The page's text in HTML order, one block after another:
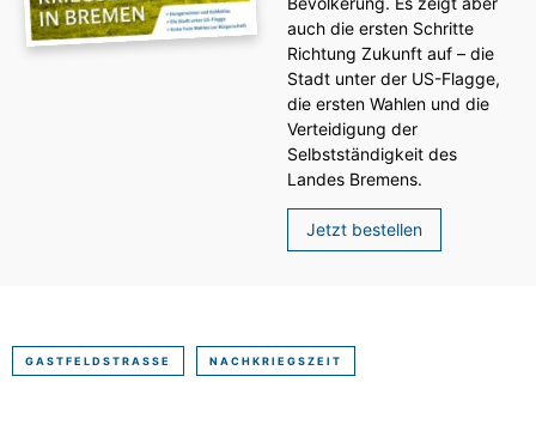
auch die ersten Schritte
Richtung Zukunft auf – die
Stadt unter der US-Flagge,
die ersten Wahlen und die
Verteidigung der
Selbstständigkeit des
Landes Bremens.
Jetzt bestellen
GASTFELDSTRASSE NACHKRIEGSZEIT